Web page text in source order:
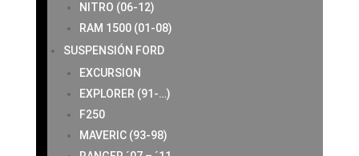
NITRO (06-12)
RAM 1500 (01-08)
SUSPENSIÓN FORD
EXCURSION
EXPLORER (91-…)
F250
MAVERIC (93-98)